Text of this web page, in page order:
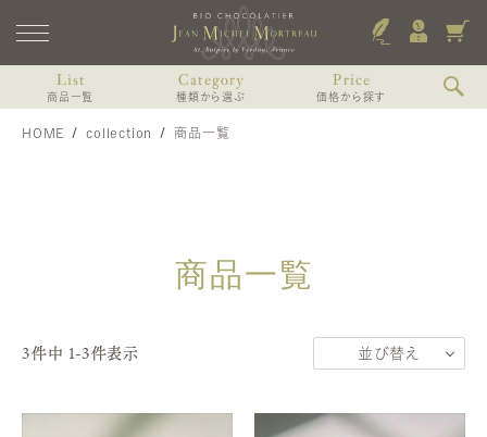
List
商品一覧
13個入（焼き菓子、ショコラ）
マリアージュ
12個入 WDスペシャル
Category
種類から選ぶ
ショコラのみのアソート
オランジェット入りアソート
Price
価格から探す
HOME collection 商品一覧
商品一覧
並び替え
価格が高い順
3件中 1-3件表示